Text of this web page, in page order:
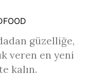
güzelliğe,
veren en yeni
kalın.